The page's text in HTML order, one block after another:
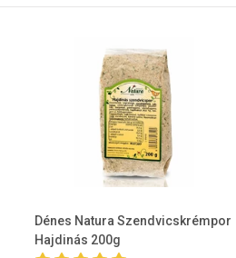
Dénes Natura Szendvicskrémpor
Hajdinás 200g